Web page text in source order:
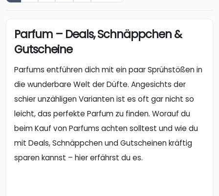
Parfum – Deals, Schnäppchen &
Gutscheine
Parfums entführen dich mit ein paar Sprühstößen in
die wunderbare Welt der Düfte. Angesichts der
schier unzähligen Varianten ist es oft gar nicht so
leicht, das perfekte Parfum zu finden. Worauf du
beim Kauf von Parfums achten solltest und wie du
mit Deals, Schnäppchen und Gutscheinen kräftig
sparen kannst – hier erfährst du es.